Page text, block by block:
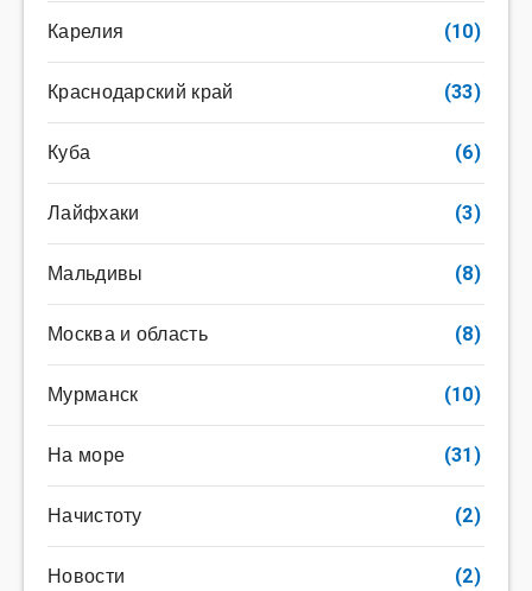
Карелия (10)
Краснодарский край (33)
Куба (6)
Лайфхаки (3)
Мальдивы (8)
Москва и область (8)
Мурманск (10)
На море (31)
Начистоту (2)
Новости (2)